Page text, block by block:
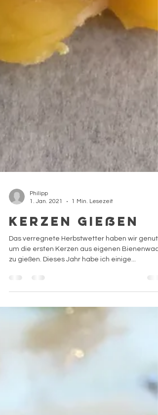
Philipp
1. Jan. 2021
1 Min. Lesezeit
Kerzen gießen
Das verregnete Herbstwetter haben wir